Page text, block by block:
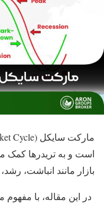
است و به تریدرها کمک
بازار مانند انباشت،
در این مقاله، با